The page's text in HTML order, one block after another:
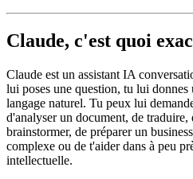
Claude, c'est quoi
Claude est un assistant IA
lui poses une question, tu lui donnes
langage naturel. Tu peux lui
d'analyser un document, de traduire,
brainstormer, de préparer un
complexe ou de t'aider dans à peu
intellectuelle.